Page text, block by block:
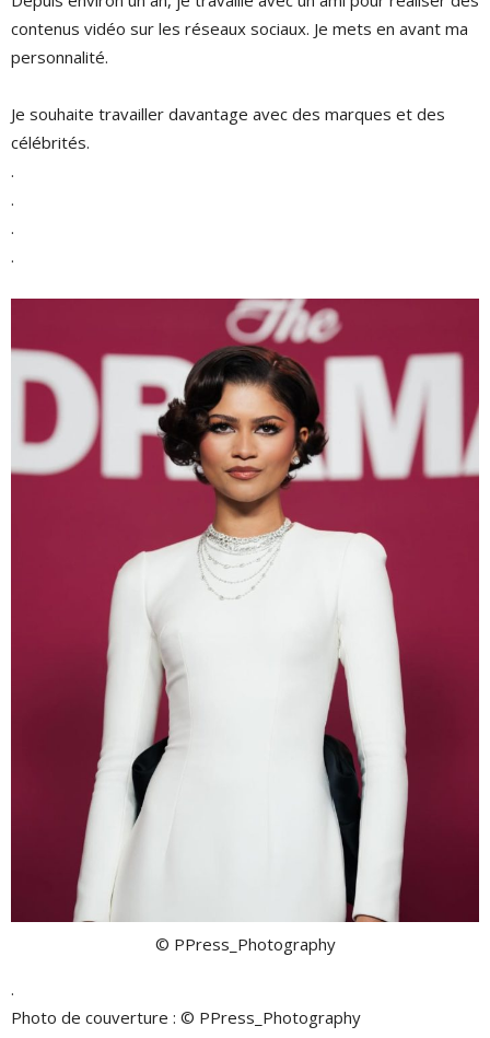
contenus vidéo sur les réseaux sociaux. Je mets en avant ma
personnalité.
Je souhaite travailler davantage avec des marques et des
célébrités.
.
.
.
.
© PPress_Photography
.
Photo de couverture : © PPress_Photography